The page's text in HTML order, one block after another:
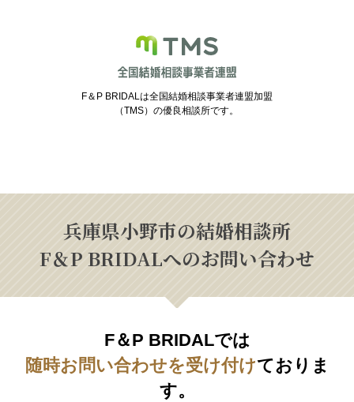
F＆P BRIDALは全国結婚相談事業者連盟加盟
（TMS）の優良相談所です。
兵庫県小野市の結婚相談所
F＆P BRIDALへのお問い合わせ
F＆P BRIDALでは
随時お問い合わせを受け付けておりま
す。